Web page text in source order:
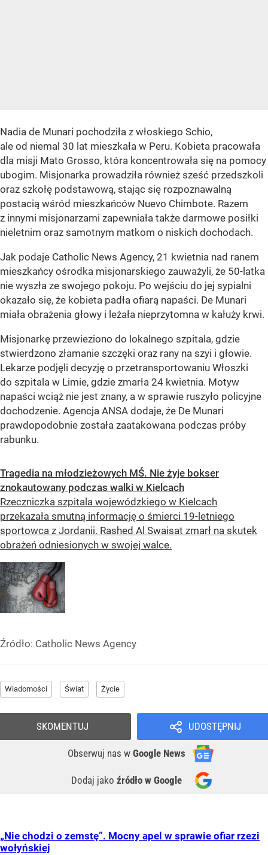
Nadia de Munari pochodziła z włoskiego Schio,
ale od niemal 30 lat mieszkała w Peru. Kobieta pracowała
dla misji Mato Grosso, która koncentrowała się na pomocy
ubogim. Misjonarka prowadziła również sześć przedszkoli
oraz szkołę podstawową, stając się rozpoznawalną
postacią wśród mieszkańców Nuevo Chimbote. Razem
z innymi misjonarzami zapewniała także darmowe posiłki
nieletnim oraz samotnym matkom o niskich dochodach.
Jak podaje Catholic News Agency, 21 kwietnia nad ranem
mieszkańcy ośrodka misjonarskiego zauważyli, że 50-latka
nie wyszła ze swojego pokoju. Po wejściu do jej sypialni
okazało się, że kobieta padła ofiarą napaści. De Munari
miała obrażenia głowy i leżała nieprzytomna w kałuży krwi.
Misjonarkę przewieziono do lokalnego szpitala, gdzie
stwierdzono złamanie szczęki oraz rany na szyi i głowie.
Lekarze podjęli decyzję o przetransportowaniu Włoszki
do szpitala w Limie, gdzie zmarła 24 kwietnia. Motyw
napaści wciąż nie jest znany, a w sprawie ruszyło policyjne
dochodzenie. Agencja ANSA dodaje, że De Munari
prawdopodobnie została zaatakowana podczas próby
rabunku.
Tragedia na młodzieżowych MŚ. Nie żyje bokser
znokautowany podczas walki w Kielcach
Rzeczniczka szpitala wojewódzkiego w Kielcach
przekazała smutną informację o śmierci 19-letniego
sportowca z Jordanii. Rashed Al Swaisat zmarł na skutek
obrażeń odniesionych w swojej walce.
Źródło: Catholic News Agency
Wiadomości Świat Życie
UDOSTĘPNIJ
Obserwuj nas w Google News
Dodaj jako źródło w Google
SKOMENTUJ
„Nie chodzi o zemstę”. Mocny apel w sprawie ofiar rzezi
wołyńskiej